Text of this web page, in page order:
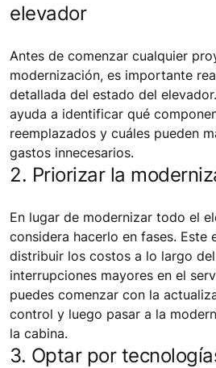
elevador
Antes de comenzar cualquier
modernización, es importante
detallada del estado del
ayuda a identificar qué
reemplazados y cuáles pueden
gastos innecesarios.
2. Priorizar la
En lugar de modernizar todo el
considera hacerlo en fases. Este
distribuir los costos a lo largo
interrupciones mayores en el
puedes comenzar con la
control y luego pasar a la
la cabina.
3. Optar por